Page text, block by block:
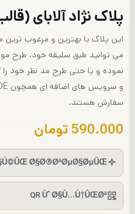
پلاک نژاد آلابای
این پلاک با بهترین و مرغوب
می توانید طبق سلیقه خود، طرح
نموده و یا حتی طرح مد نظر خود را
سفارش هستند.
590.000 تومان
Ø§Ø®ØªØµØ§ØµÛŒ
QR Ùˆ Ø§Ù…Ù†ÛŒØª